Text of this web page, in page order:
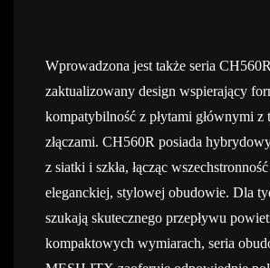
Wprowadzona jest także seria
zaktualizowany design wspierający
kompatybilność z płytami głównymi z
złączami. CH560R posiada
z siatki i szkła, łącząc
eleganckiej, stylowej obudowie. Dla
szukają skutecznego przepływu
kompaktowych wymiarach, seria